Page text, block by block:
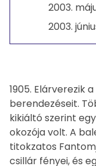
2003.
2003.
1905. Elárverezik
berendezéseit.
kikiáltó szerint
okozója volt. A
titokzatos
csillár fényei, és